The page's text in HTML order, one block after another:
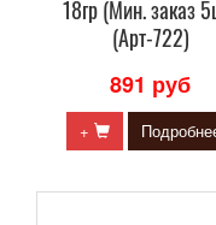
18гр (Мин. заказ
(Арт-722)
891 руб
+